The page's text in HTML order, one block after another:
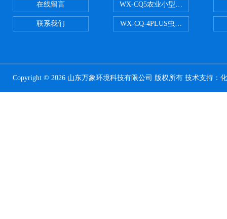
在线留言
联系我们
WX-CQ5农业小型气象站
WX-CQ-4PLUS虫情测报灯
Copyright © 2026 山东万象环境科技有限公司 版权所有 技术支持：